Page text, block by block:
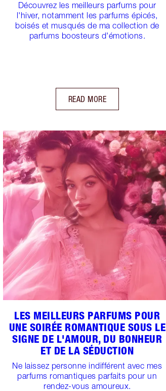
Découvrez les meilleurs parfums pour
l'hiver, notamment les parfums épicés,
boisés et musqués de ma collection de
parfums boosteurs d'émotions.
READ MORE
LES MEILLEURS PARFUMS POUR
UNE SOIRÉE ROMANTIQUE SOUS LE
SIGNE DE L'AMOUR, DU BONHEUR
ET DE LA SÉDUCTION
Ne laissez personne indifférent avec mes
parfums romantiques parfaits pour un
rendez-vous amoureux.